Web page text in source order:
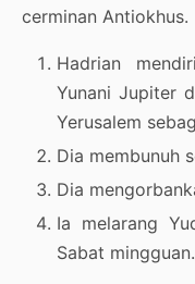
cerminan Antiokhus.
Hadrian
Yunani Jupiter
Yerusalem
Dia membunuh
Dia
Ia melarang
Sabat mingguan.